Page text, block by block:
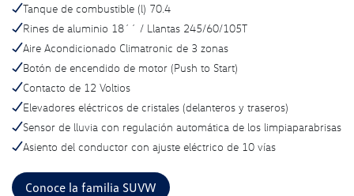
Tanque de combustible (l) 70.4
Rines de aluminio 18´´ / Llantas 245/60/105T
Aire Acondicionado Climatronic de 3 zonas
Botón de encendido de motor (Push to Start)
Contacto de 12 Voltios
Elevadores eléctricos de cristales (delanteros y traseros)
Sensor de lluvia con regulación automática de los limpiaparabrisas
Asiento del conductor con ajuste eléctrico de 10 vías
Conoce la familia SUVW